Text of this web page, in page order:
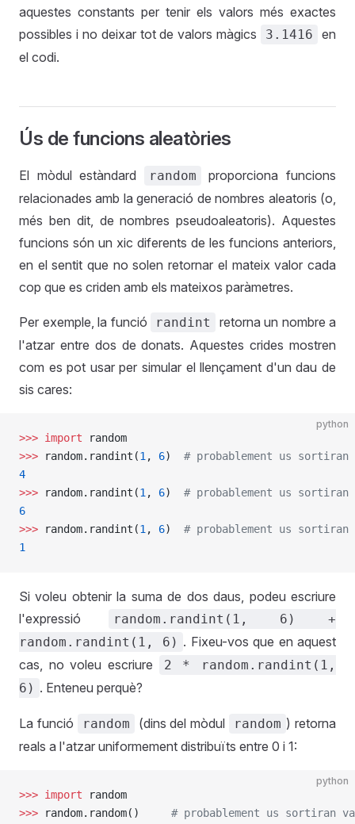
aquestes constants per tenir els valors més exactes
possibles i no deixar tot de valors màgics
3.1416
en
el codi.
Ús de funcions aleatòries
El mòdul estàndard random
proporciona funcions
relacionades amb la generació de nombres aleatoris (o,
més ben dit, de nombres pseudoaleatoris). Aquestes
funcions són un xic diferents de les funcions anteriors,
en el sentit que no solen retornar el mateix valor cada
cop que es criden amb els mateixos paràmetres.
Per exemple, la funció randint
retorna un nombre a
l'atzar entre dos de donats. Aquestes crides mostren
com es pot usar per simular el llençament d'un dau de
sis cares:
python
>>> import random
>>> random.randint(1 , 6) # probablement us
4
>>> random.randint(1 , 6) # probablement us
6
>>> random.randint(1 , 6) # probablement us
1
Si voleu obtenir la suma de dos daus, podeu escriure
l'expressió
random.randint(1, 6) +
random.randint(1, 6) . Fixeu-vos que en aquest
cas, no voleu escriure
2 * random.randint(1,
6) . Enteneu perquè?
La funció random (dins del mòdul random ) retorna
reals a l'atzar uniformement distribuïts entre 0 i 1:
python
>>> import random
>>> random.random() # probablement us sortiran